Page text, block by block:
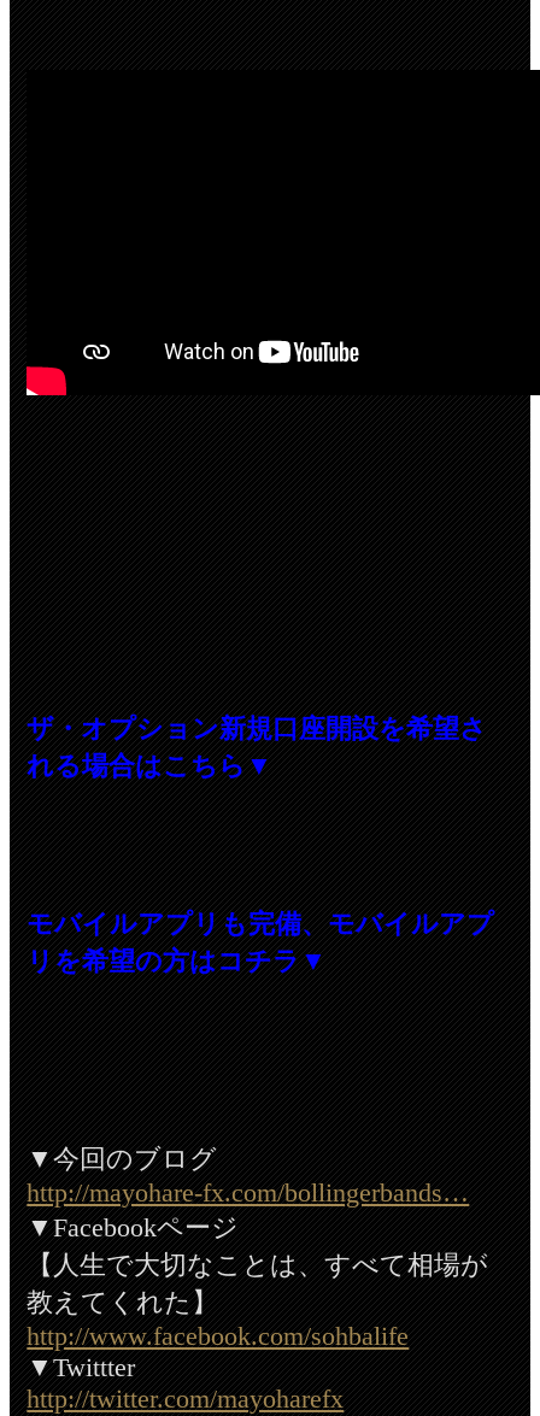
ザ・オプション新規口座開設を希望さ
れる場合はこちら▼
モバイルアプリも完備、モバイルアプ
リを希望の方はコチラ▼
▼今回のブログ
http://mayohare-fx.com/bollingerbands…
▼Facebookページ
【人生で大切なことは、すべて相場が
教えてくれた】
http://www.facebook.com/sohbalife
▼Twittter
http://twitter.com/mayoharefx